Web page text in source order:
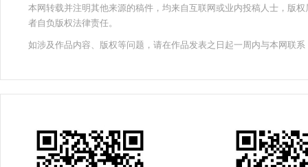
本网转载并注明其他来源的稿件，均来自互联网或业内投稿人士，版
者自负版权法律责任。
如涉及作品内容、版权等问题，请在作品发表之日起一周内与本网联